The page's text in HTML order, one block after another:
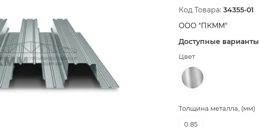
Код Товара: 34355-01
ООО "ПКММ"
Доступные варианты
Цвет
Толщина металла, (мм)
0.85